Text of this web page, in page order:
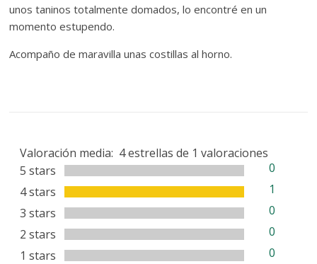
unos taninos totalmente domados, lo encontré en un
momento estupendo.
Acompaño de maravilla unas costillas al horno.
Valoración media:
5 stars
0
4 stars
1
3 stars
0
2 stars
0
1 stars
0
4estrellas de 1 valoraciones